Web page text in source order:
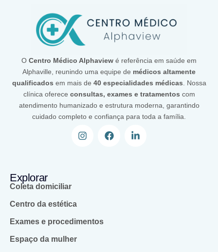
O Centro Médico Alphaview é referência em saúde em
Alphaville, reunindo uma equipe de médicos altamente
qualificados em mais de 40 especialidades médicas. Nossa
clínica oferece consultas, exames e tratamentos com
atendimento humanizado e estrutura moderna, garantindo
cuidado completo e confiança para toda a família.
Explorar
Coleta domiciliar
Centro da estética
Exames e procedimentos
Espaço da mulher